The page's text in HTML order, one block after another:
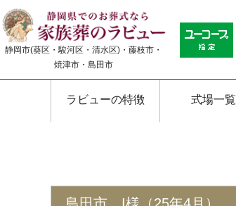
静岡市(葵区・駿河区・清水区)・藤枝市・
焼津市・島田市
ラビューの特徴 式場一覧